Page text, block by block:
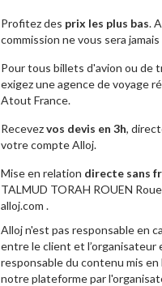
Profitez des prix les plus bas.
commission ne vous sera
Pour tous billets d'avion ou de
exigez une agence de voyage
Atout France.
Recevezvos devis en 3h,
votre compte Alloj.
Mise en relation directe sans
TALMUD TORAH ROUEN
alloj.com .
Alloj n'est pas responsable en
entre le client et l’organisateur
responsable du contenu mis en
notre plateforme par